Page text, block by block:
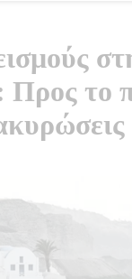
Προς το